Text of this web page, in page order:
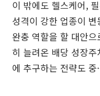
이 밖에도 헬스케어,
성격이 강한 업종이
완충 역할을 할 대안
히 늘려온 배당 성장
에 추구하는 전략도